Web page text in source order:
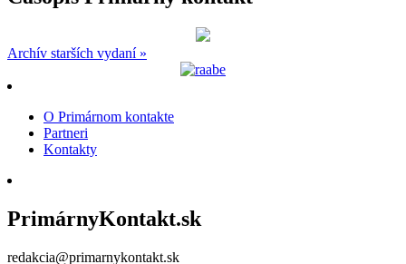
Archív starších vydaní »
O Primárnom kontakte
Partneri
Kontakty
PrimárnyKontakt.sk
redakcia@primarnykontakt.sk